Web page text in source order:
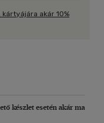
akár 10%
készlet esetén akár ma